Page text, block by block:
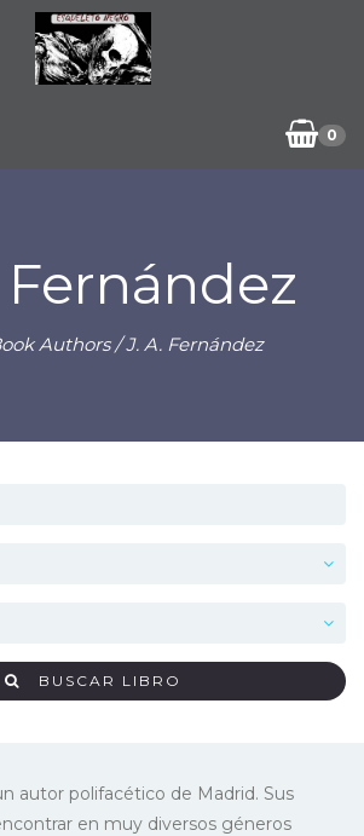
0
Fernández
Authors / J. A. Fernández
BUSCAR LIBRO
autor polifacético de Madrid. Sus
en muy diversos géneros